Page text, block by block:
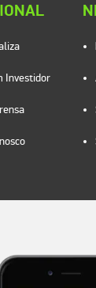
Investidor